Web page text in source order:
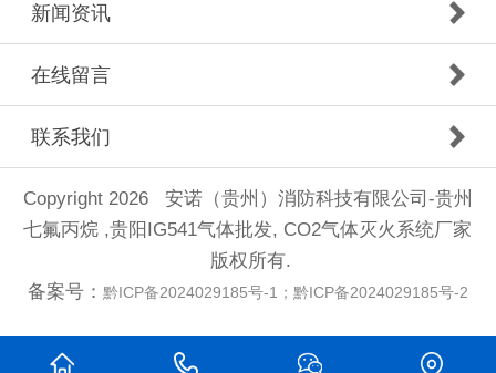
新闻资讯
在线留言
联系我们
Copyright 2026 安诺（贵州）消防科技有限公司-贵州
七氟丙烷 ,贵阳IG541气体批发, CO2气体灭火系统厂家
版权所有.
备案号： 黔ICP备2024029185号-1；黔ICP备2024029185号-2